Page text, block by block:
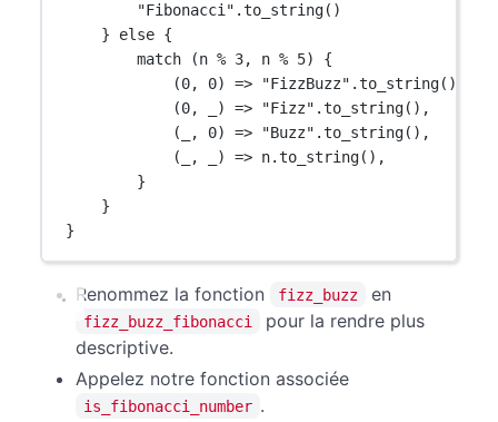
"Fibonacci" .to_string()
} else {
match (n % 3, n % 5) {
(0, 0) => "FizzBuzz" .to_string(),
(0, _) => "Fizz" .to_string(),
(_, 0) => "Buzz" .to_string(),
(_, _) => n.to_string(),
}
}
}
Renommez la fonction fizz_buzz en
fizz_buzz_fibonacci
pour la rendre plus
descriptive.
Appelez notre fonction associée
is_fibonacci_number .